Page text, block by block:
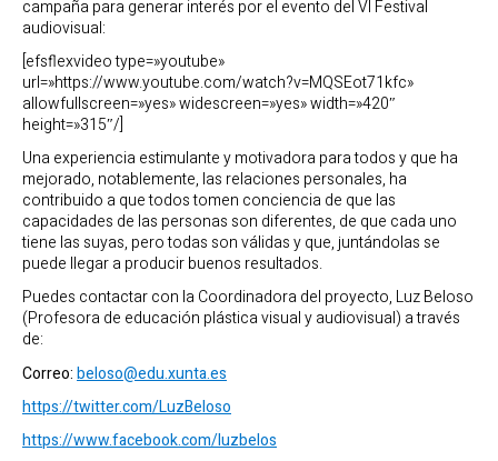
campaña para generar interés por el evento del VI Festival
audiovisual:
[efsflexvideo type=»youtube»
url=»https://www.youtube.com/watch?v=MQSEot71kfc»
allowfullscreen=»yes» widescreen=»yes» width=»420″
height=»315″/]
Una experiencia estimulante y motivadora para todos y que ha
mejorado, notablemente, las relaciones personales, ha
contribuido a que todos tomen conciencia de que las
capacidades de las personas son diferentes, de que cada uno
tiene las suyas, pero todas son válidas y que, juntándolas se
puede llegar a producir buenos resultados.
Puedes contactar con la Coordinadora del proyecto, Luz Beloso
(Profesora de educación plástica visual y audiovisual) a través
de:
Correo:beloso@edu.xunta.es
https://twitter.com/LuzBeloso
https://www.facebook.com/luzbelos